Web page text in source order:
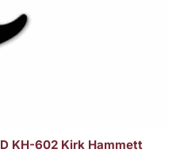
KH-602 Kirk Hammett